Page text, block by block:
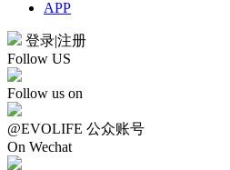
APP
登录|注册
Follow US
Follow us on
@EVOLIFE 公众账号
On Wechat